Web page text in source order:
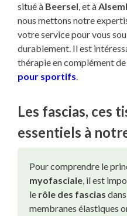
situé à Beersel, et à
nous mettons notre
votre service pour vous
durablement. Il est
thérapie en complément de
pour sportifs.
Les fascias, ces
essentiels à
Pour comprendre le
myofasciale, il est
le rôle des fascias
membranes élastiques